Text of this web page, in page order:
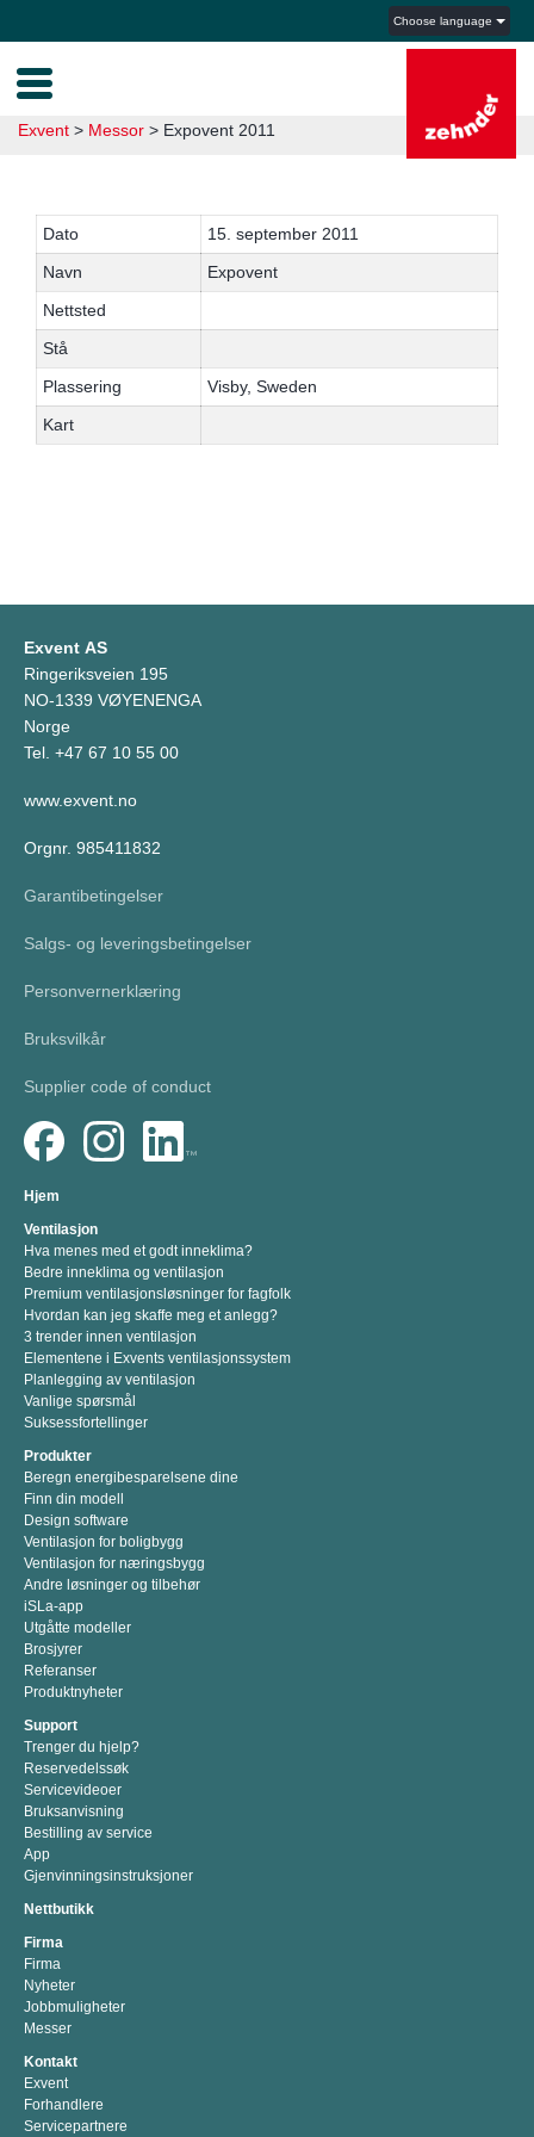
Choose language
Exvent > Messor > Expovent 2011
Dato
15. september 2011
Navn
Expovent
Nettsted
Stå
Plassering
Visby, Sweden
Kart
Exvent AS
Ringeriksveien 195
NO-1339 VØYENENGA
Norge
Tel. +47 67 10 55 00
www.exvent.no
Orgnr. 985411832
Garantibetingelser
Salgs- og leveringsbetingelser
Personvernerklæring
Bruksvilkår
Supplier code of conduct
Hjem
Ventilasjon
Hva menes med et godt inneklima?
Bedre inneklima og ventilasjon
Premium ventilasjonsløsninger for fagfolk
Hvordan kan jeg skaffe meg et anlegg?
3 trender innen ventilasjon
Elementene i Exvents ventilasjonssystem
Planlegging av ventilasjon
Vanlige spørsmål
Suksessfortellinger
Produkter
Beregn energibesparelsene dine
Finn din modell
Design software
Ventilasjon for boligbygg
Ventilasjon for næringsbygg
Andre løsninger og tilbehør
iSLa-app
Utgåtte modeller
Brosjyrer
Referanser
Produktnyheter
Support
Trenger du hjelp?
Reservedelssøk
Servicevideoer
Bruksanvisning
Bestilling av service
App
Gjenvinningsinstruksjoner
Nettbutikk
Firma
Firma
Nyheter
Jobbmuligheter
Messer
Kontakt
Exvent
Forhandlere
Servicepartnere